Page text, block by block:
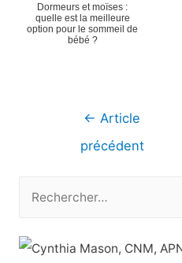
Dormeurs et moïses :
quelle est la meilleure
option pour le sommeil de
bébé ?
Navigation
← Article
précédent
c